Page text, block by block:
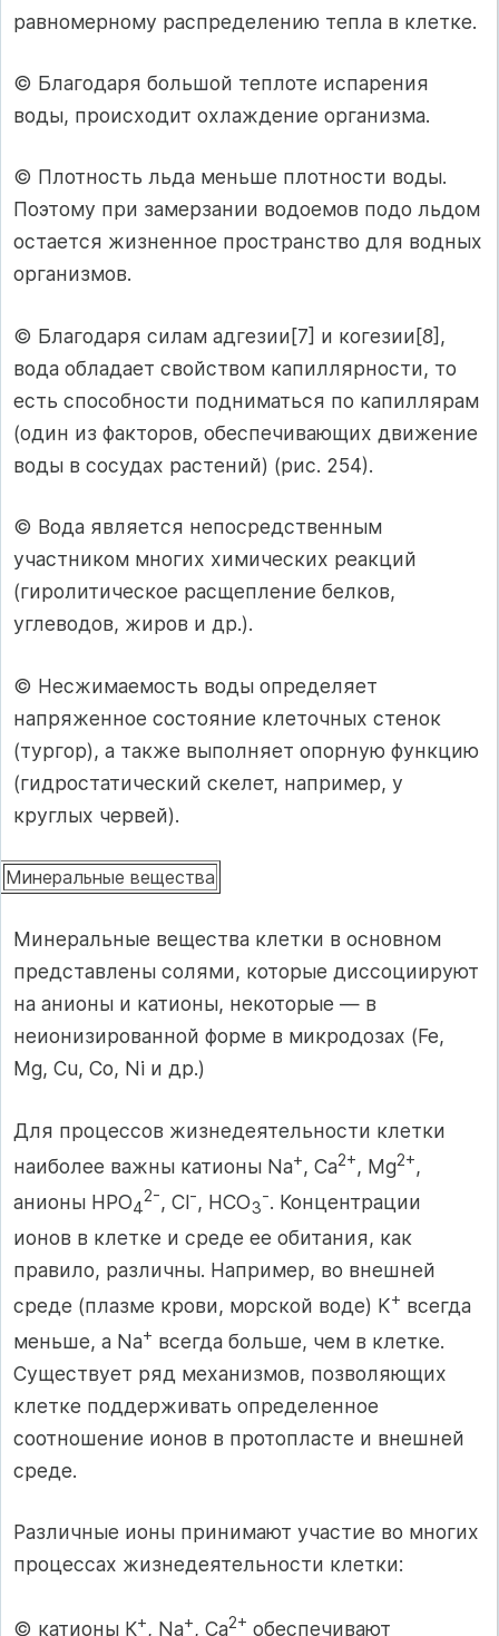
равномерному распределению тепла в клетке.
© Благодаря большой теплоте испарения
воды, происходит охлаждение организма.
© Плотность льда меньше плотности воды.
Поэтому при замерзании водоемов подо льдом
остается жизненное пространство для водных
организмов.
© Благодаря силам адгезии[7] и когезии[8],
вода обладает свойством капиллярности, то
есть способности подниматься по капиллярам
(один из факторов, обеспечивающих движение
воды в сосудах растений) (рис. 254).
© Вода является непосредственным
участником многих химических реакций
(гиролитическое расщепление белков,
углеводов, жиров и др.).
© Несжимаемость воды определяет
напряженное состояние клеточных стенок
(тургор), а также выполняет опорную функцию
(гидростатический скелет, например, у
круглых червей).
Минеральные вещества
Минеральные вещества клетки в основном
представлены солями, которые диссоциируют
на анионы и катионы, некоторые — в
неионизированной форме в микродозах (Fe,
Mg, Cu, Co, Ni и др.)
Для процессов жизнедеятельности клетки
наиболее важны катионы Na+, Ca2+, Mg2+,
анионы HPO4
2-, Cl-, HCO3
-. Концентрации
ионов в клетке и среде ее обитания, как
правило, различны. Например, во внешней
среде (плазме крови, морской воде) K+ всегда
меньше, а Na+ всегда больше, чем в клетке.
Существует ряд механизмов, позволяющих
клетке поддерживать определенное
соотношение ионов в протопласте и внешней
среде.
Различные ионы принимают участие во многих
процессах жизнедеятельности клетки:
© катионы К+, Na+, Ca2+ обеспечивают